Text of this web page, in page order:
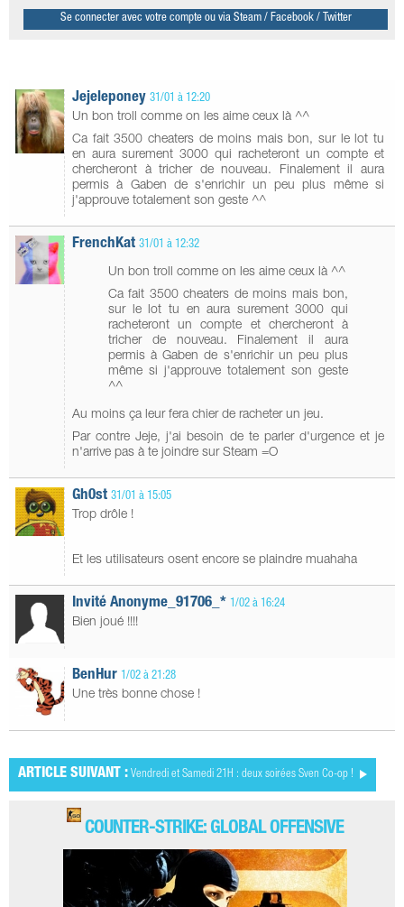
Se connecter avec votre compte ou via Steam / Facebook / Twitter
Jejeleponey 31/01 à 12:20
Un bon troll comme on les aime ceux là ^^
Ca fait 3500 cheaters de moins mais bon, sur le lot tu
en aura surement 3000 qui racheteront un compte et
chercheront à tricher de nouveau. Finalement il aura
permis à Gaben de s'enrichir un peu plus même si
j'approuve totalement son geste ^^
FrenchKat 31/01 à 12:32
Un bon troll comme on les aime ceux là ^^
Ca fait 3500 cheaters de moins mais bon,
sur le lot tu en aura surement 3000 qui
racheteront un compte et chercheront à
tricher de nouveau. Finalement il aura
permis à Gaben de s'enrichir un peu plus
même si j'approuve totalement son geste
^^
Au moins ça leur fera chier de racheter un jeu.
Par contre Jeje, j'ai besoin de te parler d'urgence et je
n'arrive pas à te joindre sur Steam =O
Gh0st 31/01 à 15:05
Trop drôle !
Et les utilisateurs osent encore se plaindre muahaha
Invité Anonyme_91706_* 1/02 à 16:24
Bien joué !!!!
BenHur 1/02 à 21:28
Une très bonne chose !
ARTICLE SUIVANT : Vendredi et Samedi 21H : deux soirées Sven Co-op !
COUNTER-STRIKE: GLOBAL OFFENSIVE